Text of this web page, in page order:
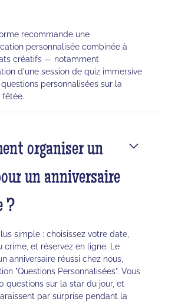
recommande une
personnalisée combinée à
créatifs — notamment
d'une session de quiz immersive
personnalisées sur la
fêtée.
organiser un
un anniversaire
?
simple : choisissez votre date,
crime, et réservez en ligne. Le
anniversaire réussi chez nous,
"Questions Personnalisées". Vous
questions sur la star du jour, et
par surprise pendant la